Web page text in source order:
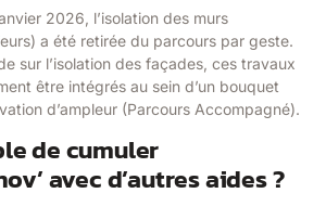
2026, l’isolation des murs
a été retirée du parcours par geste.
sur l’isolation des façades, ces travaux
être intégrés au sein d’un bouquet
d’ampleur (Parcours Accompagné).
de cumuler
avec d’autres aides ?